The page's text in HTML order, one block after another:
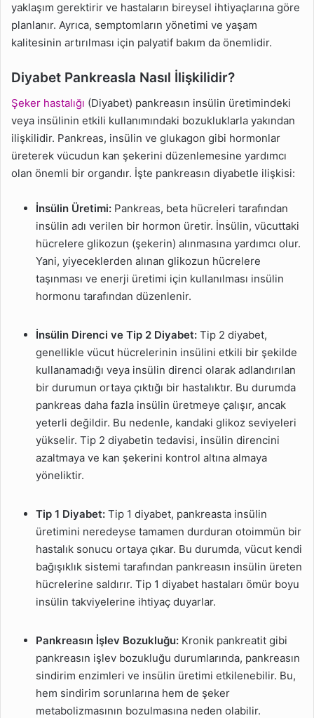
yaklaşım gerektirir ve hastaların bireysel ihtiyaçlarına göre
planlanır. Ayrıca, semptomların yönetimi ve yaşam
kalitesinin artırılması için palyatif bakım da önemlidir.
Diyabet Pankreasla Nasıl İlişkilidir?
Şeker hastalığı (Diyabet) pankreasın insülin üretimindeki
veya insülinin etkili kullanımındaki bozukluklarla yakından
ilişkilidir. Pankreas, insülin ve glukagon gibi hormonlar
üreterek vücudun kan şekerini düzenlemesine yardımcı
olan önemli bir organdır. İşte pankreasın diyabetle ilişkisi:
İnsülin Üretimi: Pankreas, beta hücreleri tarafından
insülin adı verilen bir hormon üretir. İnsülin, vücuttaki
hücrelere glikozun (şekerin) alınmasına yardımcı olur.
Yani, yiyeceklerden alınan glikozun hücrelere
taşınması ve enerji üretimi için kullanılması insülin
hormonu tarafından düzenlenir.
İnsülin Direnci ve Tip 2 Diyabet: Tip 2 diyabet,
genellikle vücut hücrelerinin insülini etkili bir şekilde
kullanamadığı veya insülin direnci olarak adlandırılan
bir durumun ortaya çıktığı bir hastalıktır. Bu durumda
pankreas daha fazla insülin üretmeye çalışır, ancak
yeterli değildir. Bu nedenle, kandaki glikoz seviyeleri
yükselir. Tip 2 diyabetin tedavisi, insülin direncini
azaltmaya ve kan şekerini kontrol altına almaya
yöneliktir.
Tip 1 Diyabet: Tip 1 diyabet, pankreasta insülin
üretimini neredeyse tamamen durduran otoimmün bir
hastalık sonucu ortaya çıkar. Bu durumda, vücut kendi
bağışıklık sistemi tarafından pankreasın insülin üreten
hücrelerine saldırır. Tip 1 diyabet hastaları ömür boyu
insülin takviyelerine ihtiyaç duyarlar.
Pankreasın İşlev Bozukluğu: Kronik pankreatit gibi
pankreasın işlev bozukluğu durumlarında, pankreasın
sindirim enzimleri ve insülin üretimi etkilenebilir. Bu,
hem sindirim sorunlarına hem de şeker
metabolizmasının bozulmasına neden olabilir.